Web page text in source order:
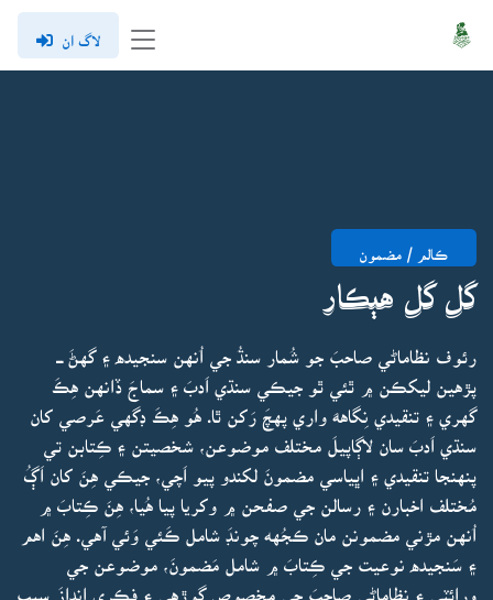
لاگ ان
ڪالم / مضمون
گل گل هٻڪار
رئوف نظاماڻي صاحبَ جو شُمار سنڌُ جي اُنهن سنجيده ۽ گهڻَ ـــ
پڙهين ليکڪن ۾ ٿئي ٿو جيڪي سنڌي اَدبَ ۽ سماجَ ڏانهن هِڪَ
گهري ۽ تنقيدي نِگاههَ واري پهچَ رَکن ٿا. هُو هِڪَ ڊگهي عَرصي کان
سنڌي اَدبَ سان لاڳاپيلَ مختلف موضوعن، شخصيتن ۽ ڪِتابن تي
پنهنجا تنقيدي ۽ اڀياسي مضمونَ لکندو پيو اَچي، جيڪي هِنَ کان اَڳُ
مُختلف اخبارن ۽ رسالن جي صفحن ۾ وکريا پيا هُيا، هِنَ ڪِتابَ ۾
اُنهن مڙني مضمونن مان ڪجُهه چونڊَ شامل ڪَئي وَئي آهي. هِنَ اهم
۽ سَنجيده نوعيت جي ڪِتابَ ۾ شامل مَضمونَ، موضوعن جي
وِرائِٽي ۽ نظاماڻي صاحبَ جي مخصوص ڳوڙهي ۽ فڪري اندازَ سبب